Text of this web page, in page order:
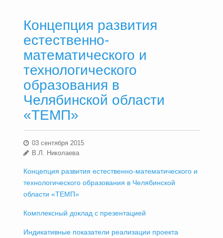
Концепция развития
естественно-
математического и
технологического
образования в
Челябинской области
«ТЕМП»
03 сентября 2015
В.Л. Николаева
Концепция развития естественно-математического и
технологического образования в Челябинской
области «ТЕМП»
Комплексный доклад с презентацией
Индикативные показатели реализации проекта